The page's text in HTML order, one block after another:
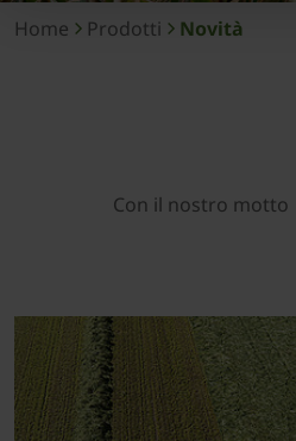
Home Prodotti Novità
Con il nostro motto